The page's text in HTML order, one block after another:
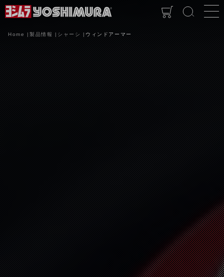
Home 製品情報 シャーシ ウィンドアーマー